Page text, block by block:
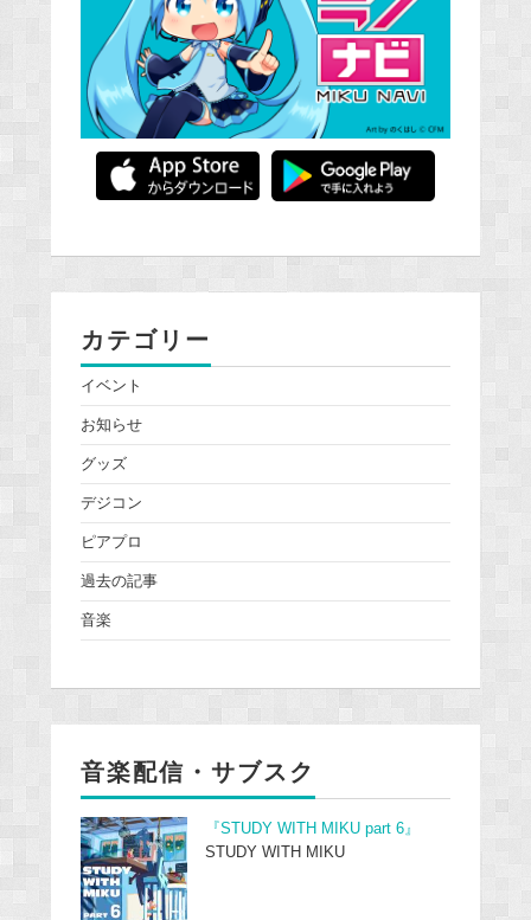
カテゴリー
イベント
お知らせ
グッズ
デジコン
ピアプロ
過去の記事
音楽
音楽配信・サブスク
『STUDY WITH MIKU part 6』
STUDY WITH MIKU